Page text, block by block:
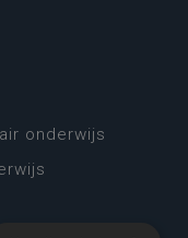
onderwijs